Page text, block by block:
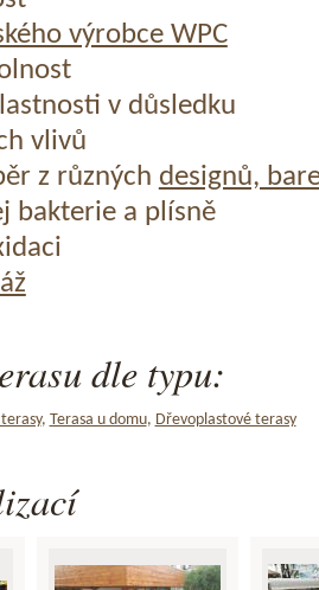
výrobce WPC
v důsledku
vlivů
z různých designů,
bakterie a plísně
dle typu:
, Terasa u domu, Dřevoplastové terasy